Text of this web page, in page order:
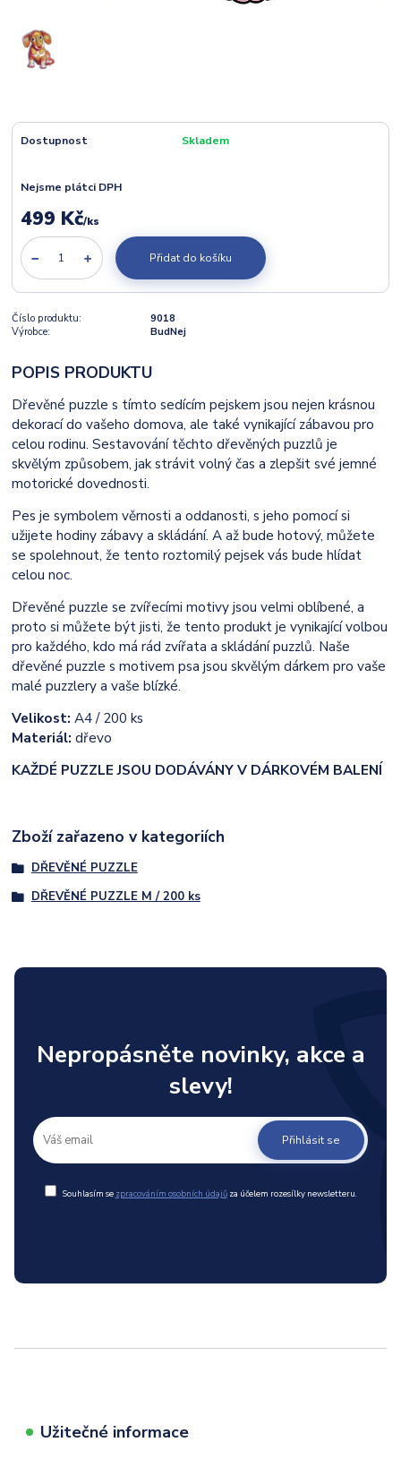
Dostupnost Skladem
Nejsme plátci DPH
499 Kč/ks
Přidat do košíku
Číslo produktu:
9018
Výrobce:
BudNej
POPIS PRODUKTU
Dřevěné puzzle s tímto sedícím pejskem jsou nejen krásnou
dekorací do vašeho domova, ale také vynikající zábavou pro
celou rodinu. Sestavování těchto dřevěných puzzlů je
skvělým způsobem, jak strávit volný čas a zlepšit své jemné
motorické dovednosti.
Pes je symbolem věrnosti a oddanosti, s jeho pomocí si
užijete hodiny zábavy a skládání. A až bude hotový, můžete
se spolehnout, že tento roztomilý pejsek vás bude hlídat
celou noc.
Dřevěné puzzle se zvířecími motivy jsou velmi oblíbené, a
proto si můžete být jisti, že tento produkt je vynikající volbou
pro každého, kdo má rád zvířata a skládání puzzlů. Naše
dřevěné puzzle s motivem psa jsou skvělým dárkem pro vaše
malé puzzlery a vaše blízké.
Velikost:A4 / 200 ks
Materiál: dřevo
KAŽDÉ PUZZLE JSOU DODÁVÁNY V DÁRKOVÉM BALENÍ
Zboží zařazeno v kategoriích
DŘEVĚNÉ PUZZLE
DŘEVĚNÉ PUZZLE M / 200 ks
Nepropásněte novinky, akce a
slevy!
Přihlásit se
Souhlasím se zpracováním osobních údajůza účelem rozesílky newsletteru.
Užitečné informace